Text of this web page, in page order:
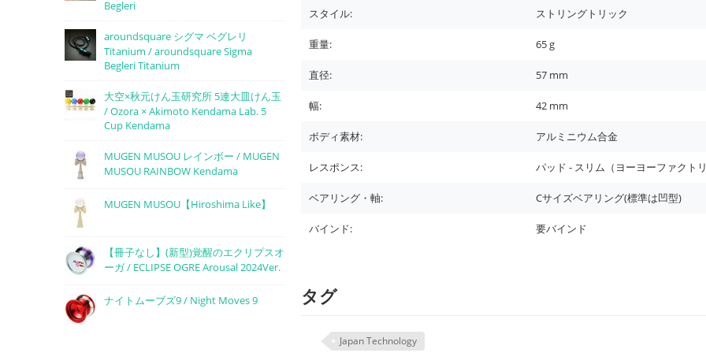
Begleri
aroundsquare シグマ ベグレリ
Titanium / aroundsquare Sigma
Begleri Titanium
大空×秋元けん玉研究所 5連大皿けん玉
/ Ozora × Akimoto Kendama Lab. 5
Cup Kendama
MUGEN MUSOU レインボー / MUGEN
MUSOU RAINBOW Kendama
MUGEN MUSOU【Hiroshima Like】
【冊子なし】(新型)覚醒のエクリプスオ
ーガ / ECLIPSE OGRE Arousal 2024Ver.
ナイトムーブズ9 / Night Moves 9
スタイル: ストリングトリック
重量: 65g
直径: 57 mm
幅: 42 mm
ボディ素材: アルミニウム合金
レスポンス: パッド - スリム（ヨーヨーファクト
ベアリング・軸: Cサイズベアリング(標準は凹型)
バインド: 要バインド
タグ
Japan Technology